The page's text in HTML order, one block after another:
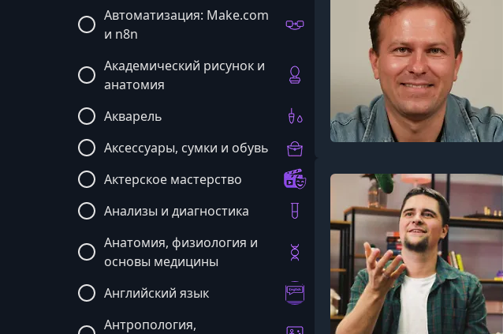
Автоматизация: Make.com
и n8n
Академический рисунок и
анатомия
Акварель
Аксессуары, сумки и обувь
Актерское мастерство
Анализы и диагностика
Анатомия, физиология и
основы медицины
Английский язык
Антропология,